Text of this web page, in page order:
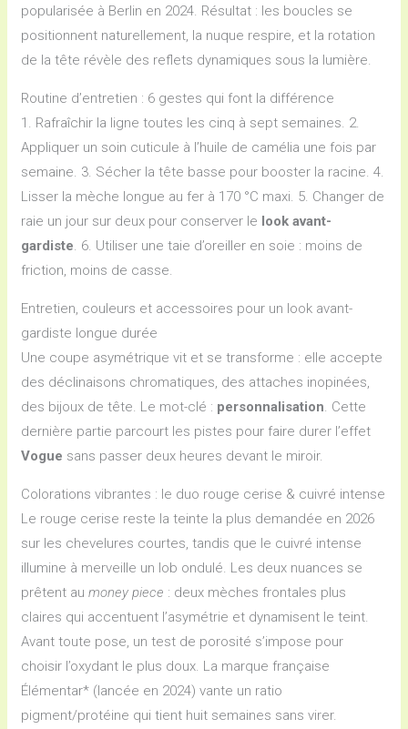
popularisée à Berlin en 2024. Résultat : les boucles se
positionnent naturellement, la nuque respire, et la rotation
de la tête révèle des reflets dynamiques sous la lumière.
Routine d’entretien : 6 gestes qui font la différence
1. Rafraîchir la ligne toutes les cinq à sept semaines. 2.
Appliquer un soin cuticule à l’huile de camélia une fois par
semaine. 3. Sécher la tête basse pour booster la racine. 4.
Lisser la mèche longue au fer à 170 °C maxi. 5. Changer de
raie un jour sur deux pour conserver le look avant-
gardiste. 6. Utiliser une taie d’oreiller en soie : moins de
friction, moins de casse.
Entretien, couleurs et accessoires pour un look avant-
gardiste longue durée
Une coupe asymétrique vit et se transforme : elle accepte
des déclinaisons chromatiques, des attaches inopinées,
des bijoux de tête. Le mot-clé : personnalisation. Cette
dernière partie parcourt les pistes pour faire durer l’effet
Vogue sans passer deux heures devant le miroir.
Colorations vibrantes : le duo rouge cerise & cuivré intense
Le rouge cerise reste la teinte la plus demandée en 2026
sur les chevelures courtes, tandis que le cuivré intense
illumine à merveille un lob ondulé. Les deux nuances se
prêtent aumoney piece : deux mèches frontales plus
claires qui accentuent l’asymétrie et dynamisent le teint.
Avant toute pose, un test de porosité s’impose pour
choisir l’oxydant le plus doux. La marque française
Élémentar* (lancée en 2024) vante un ratio
pigment/protéine qui tient huit semaines sans virer.